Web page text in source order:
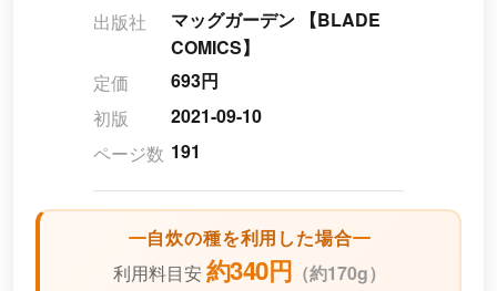
出版社
マッグガーデン 【BLADE
COMICS】
定価
693円
初版
2021-09-10
ページ数 191
自炊の種を利用した場合
利用料目安 約340円 （約170g）